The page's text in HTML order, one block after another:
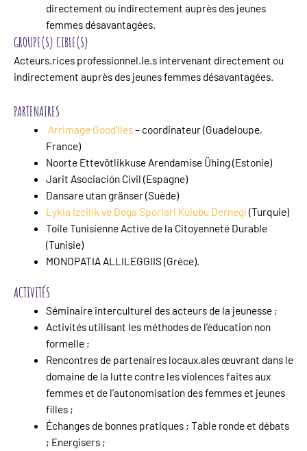
directement ou indirectement auprès des jeunes
femmes désavantagées.
GROUPE(S) CIBLE(S)
Acteurs.rices professionnel.le.s intervenant directement ou
indirectement auprès des jeunes femmes désavantagées.
PARTENAIRES
Arrimage Good’Iles– coordinateur (Guadeloupe,
France)
Noorte Ettevõtlikkuse Arendamise Ühing(Estonie)
Jarit Asociación Civil (Espagne)
Dansare utan gränser(Suède)
Lykia Izcilik ve Doga Sporlari Kulubu Dernegi (Turquie)
Toile Tunisienne Active de la Citoyenneté Durable
(Tunisie)
MONOPATIA ALLILEGGIIS(Grèce).
ACTIVITÉS
Séminaire interculturel des acteurs de la jeunesse ;
Activités utilisant les méthodes de l’éducation non
formelle ;
Rencontres de partenaires locaux.ales œuvrant dans le
domaine de la lutte contre les violences faites aux
femmes et de l’autonomisation des femmes et jeunes
filles ;
Échanges de bonnes pratiques ; Table ronde et débats
; Energisers ;